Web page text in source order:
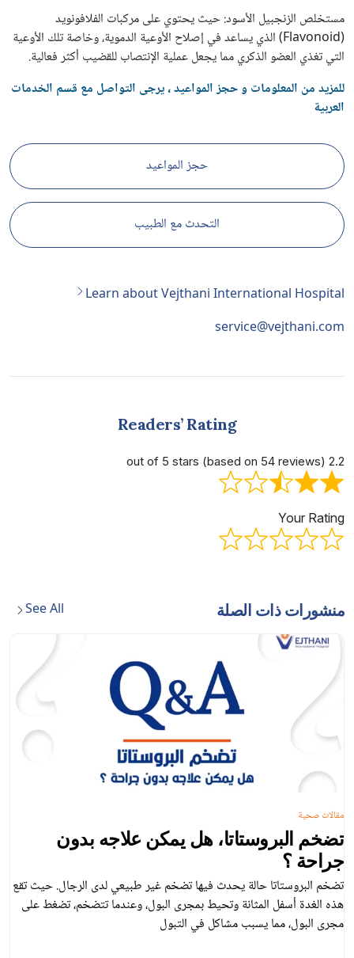
مستخلص الزنجبيل الأسود: حيث يحتوي على مركبات الفلافونويد
(Flavonoid) الذي يساعد في إصلاح الأوعية الدموية، وخاصة تلك الأوعية
التي تغذي العضو الذكري مما يجعل عملية الإنتصاب للقضيب أكثر فعالية.
للمزيد من المعلومات و حجز المواعيد ، يرجى التواصل مع قسم الخدمات
العربية
حجز المواعيد
التحدث مع الطبيب
Learn about Vejthani International Hospital
service@vejthani.com
Readers’ Rating
2.2 out of 5 stars (based on 54 reviews)
Your Rating
منشورات ذات الصلة See All
تضخم البروستاتا، هل يمكن علاجه بدون
جراحة ؟
تضخم البروستاتا حالة يحدث فيها تضخم غير طبيعي لدى الرجال. حيث تقع
هذه الغدة أسفل المثانة وتحيط بمجرى البول، وعندما تتضخم، تضغط على
مجرى البول، مما يسبب مشاكل في التبول
مقالات صحية